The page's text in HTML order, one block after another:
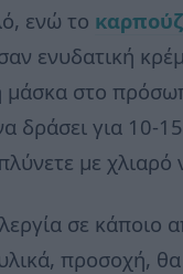
ενώ το
ενυδατική
μάσκα στο
δράσει για 10-
με χλιαρό
σε κάποιο
προσοχή, θα